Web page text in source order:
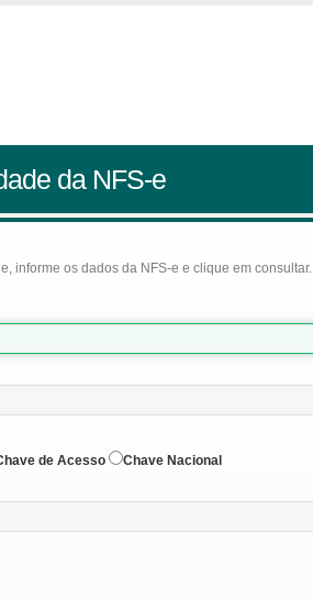
da NFS-e
informe os dados da NFS-e e clique em consultar.
de Acesso
Chave Nacional